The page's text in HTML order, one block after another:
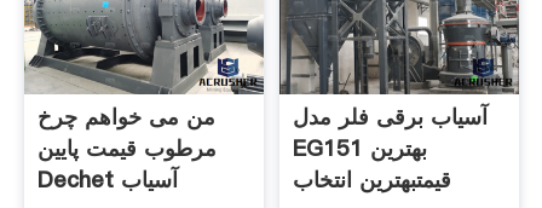
من می خواهم چرخ
مرطوب قیمت پایین
Dechet آسیاب
آسیاب برقی فلر مدل
EG151 بهترین
قیمتبهترین انتخاب